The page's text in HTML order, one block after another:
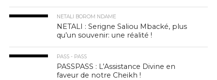
NETALI BOROM NDAME
NETALI : Serigne Saliou Mbacké, plus
qu’un souvenir: une réalité !
PASS - PASS
PASSPASS : L’Assistance Divine en
faveur de notre Cheikh !